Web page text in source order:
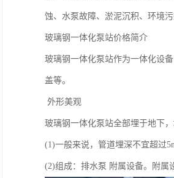
蚀、水泵故障、淤泥沉积、环境
玻璃钢一体化泵站价格简介
玻璃钢一体化泵站作为一体化设
盖等。
外形美观
玻璃钢一体化泵站全部埋于地下
(1)一般来说，管道埋深不宜超过
(2)组成：排水泵 附属设备。附属